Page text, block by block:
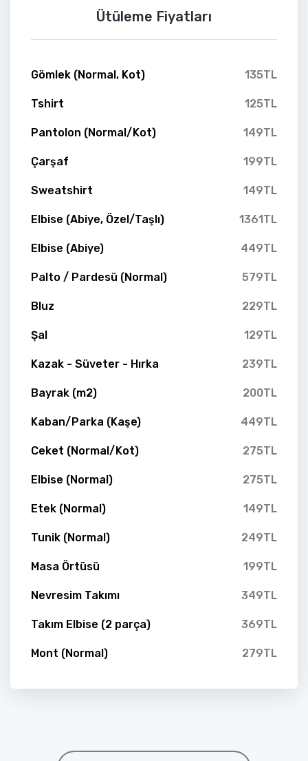
Ütüleme Fiyatları
Gömlek (Normal, Kot) 135TL
Tshirt 125TL
Pantolon (Normal/Kot) 149TL
Çarşaf 199TL
Sweatshirt 149TL
Elbise (Abiye, Özel/Taşlı) 1361TL
Elbise (Abiye) 449TL
Palto / Pardesü (Normal) 579TL
Bluz 229TL
Şal 129TL
Kazak - Süveter - Hırka 239TL
Bayrak (m2) 200TL
Kaban/Parka (Kaşe) 449TL
Ceket (Normal/Kot) 275TL
Elbise (Normal) 275TL
Etek (Normal) 149TL
Tunik (Normal) 249TL
Masa Örtüsü 199TL
Nevresim Takımı 349TL
Takım Elbise (2 parça) 369TL
Mont (Normal) 279TL